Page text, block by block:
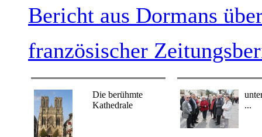
Bericht aus Dormans
französischer
Die berühmte
Kathedrale
...